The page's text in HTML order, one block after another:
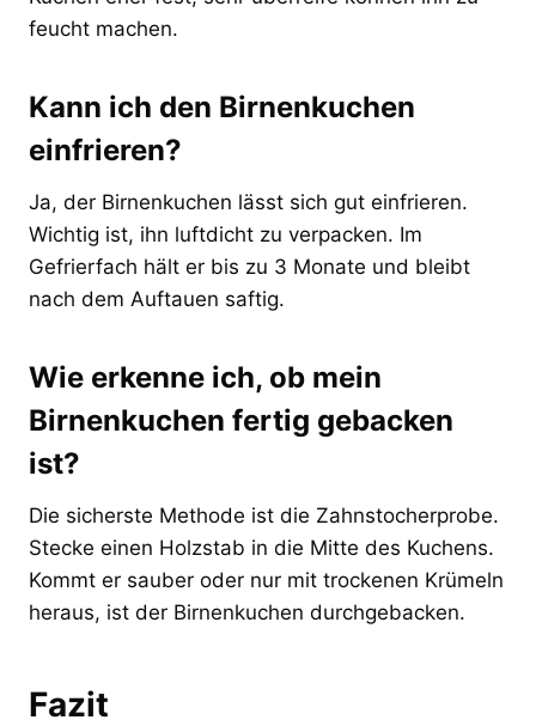
feucht machen.
Kann ich den Birnenkuchen
einfrieren?
Ja, der Birnenkuchen lässt sich gut einfrieren.
Wichtig ist, ihn luftdicht zu verpacken. Im
Gefrierfach hält er bis zu 3 Monate und bleibt
nach dem Auftauen saftig.
Wie erkenne ich, ob mein
Birnenkuchen fertig gebacken
ist?
Die sicherste Methode ist die Zahnstocherprobe.
Stecke einen Holzstab in die Mitte des Kuchens.
Kommt er sauber oder nur mit trockenen Krümeln
heraus, ist der Birnenkuchen durchgebacken.
Fazit